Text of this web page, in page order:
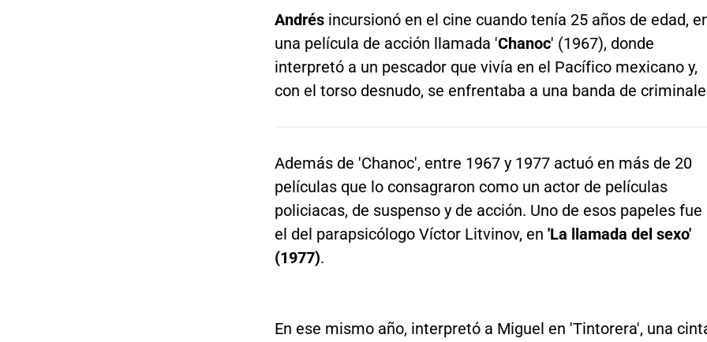
Andrésincursionó en el cine cuando tenía 25 años de edad,
una película de acción llamada 'Chanoc' (1967), donde
interpretó a un pescador que vivía en el Pacífico mexicano y,
con el torso desnudo, se enfrentaba a una banda de
Además de 'Chanoc', entre 1967 y 1977 actuó en más de 20
películas que lo consagraron como un actor de películas
policiacas, de suspenso y de acción. Uno de esos papeles fue
el del parapsicólogo Víctor Litvinov, en 'La llamada del sexo'
(1977).
En ese mismo año, interpretó a Miguel en 'Tintorera', una